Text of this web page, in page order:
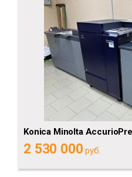
Konica Minolta
2 530 000 руб.